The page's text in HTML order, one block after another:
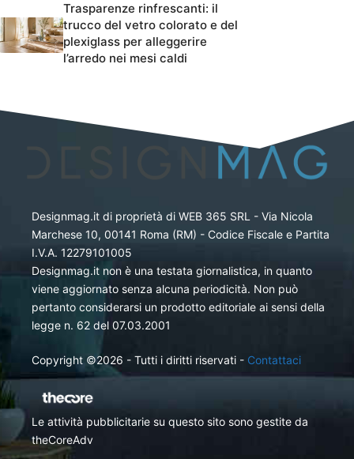
Trasparenze rinfrescanti: il
trucco del vetro colorato e del
plexiglass per alleggerire
l’arredo nei mesi caldi
Designmag.it di proprietà di WEB 365 SRL - Via Nicola
Marchese 10, 00141 Roma (RM) - Codice Fiscale e Partita
I.V.A. 12279101005
Designmag.it non è una testata giornalistica, in quanto
viene aggiornato senza alcuna periodicità. Non può
pertanto considerarsi un prodotto editoriale ai sensi della
legge n. 62 del 07.03.2001
Copyright ©2026 - Tutti i diritti riservati - Contattaci
Le attività pubblicitarie su questo sito sono gestite da
theCoreAdv